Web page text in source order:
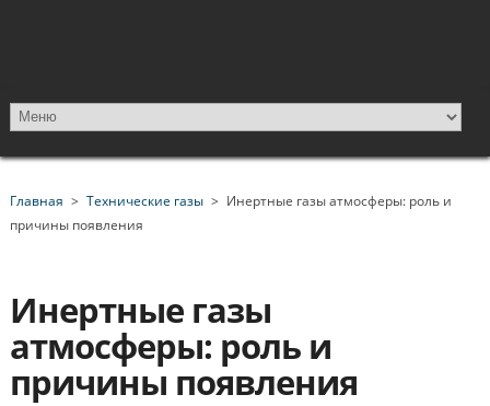
Главная > Технические газы > Инертные газы атмосферы: роль и
причины появления
Инертные газы
атмосферы: роль и
причины появления